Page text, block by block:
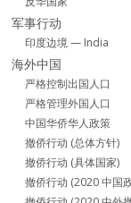
军事行动
印度边境 — India
海外中国
严格控制出国人口
严格管理外国人口
中国华侨华人政策
撤侨行动 (总体方针)
撤侨行动 (具体国家)
撤侨行动 (2020 中国